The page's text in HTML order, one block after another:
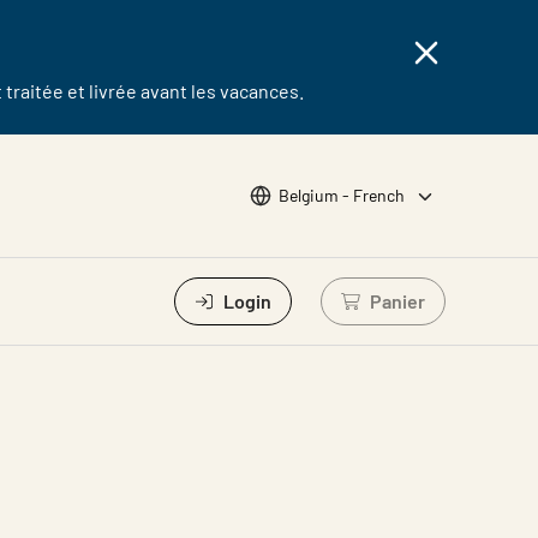
et livrée avant les vacances.
Choose languge
Belgium - French
Login Panier
Se connecter